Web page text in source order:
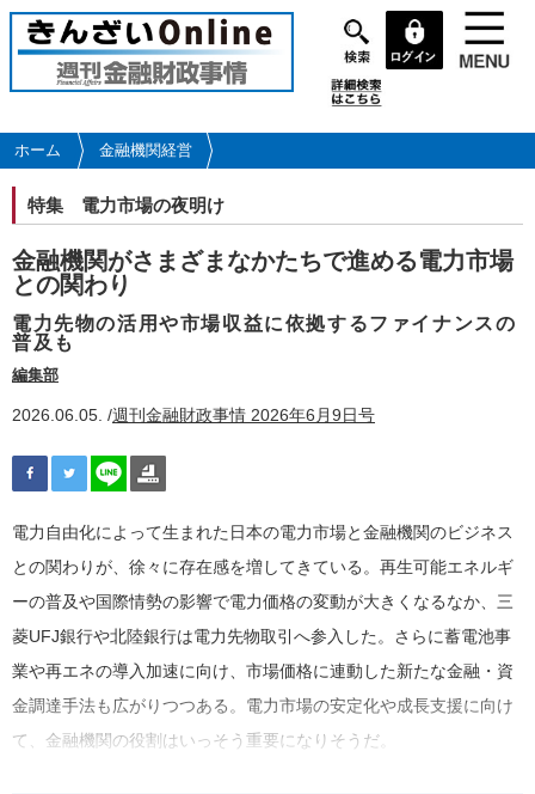
メ
イ
コ
ン
に
移
動
ホーム 金融機関経営
特集 電力市場の夜明け
金融機関がさまざまなかたちで進める電力市場
との関わり
電力先物の活用や市場収益に依拠するファイナンスの
普及も
編集部
2026.06.05. /週刊金融財政事情 2026年6月9日号
電力自由化によって生まれた日本の電力市場と金融機関のビジネス
との関わりが、徐々に存在感を増してきている。再生可能エネルギ
ーの普及や国際情勢の影響で電力価格の変動が大きくなるなか、三
菱UFJ銀行や北陸銀行は電力先物取引へ参入した。さらに蓄電池事
業や再エネの導入加速に向け、市場価格に連動した新たな金融・資
金調達手法も広がりつつある。電力市場の安定化や成長支援に向け
て、金融機関の役割はいっそう重要になりそうだ。